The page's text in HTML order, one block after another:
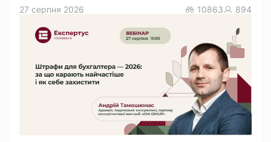
27 серпня 2026 10863 894